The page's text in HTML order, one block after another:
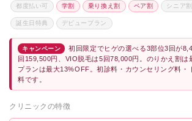
都度払い可 学割 乗り換え割 ペア割 シニア割
誕生日特典 デビュープラン
キャンペーン
初回限定でヒゲの選べる3部位3回が
回159,500円、VIO脱毛は5回78,000円。のりかえ割は
プランは最大13%OFF。初診料・カウンセリング料・
料です。
クリニックの特徴